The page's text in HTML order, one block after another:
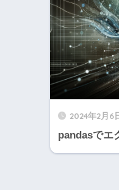
2024年2月6
pandasでエ